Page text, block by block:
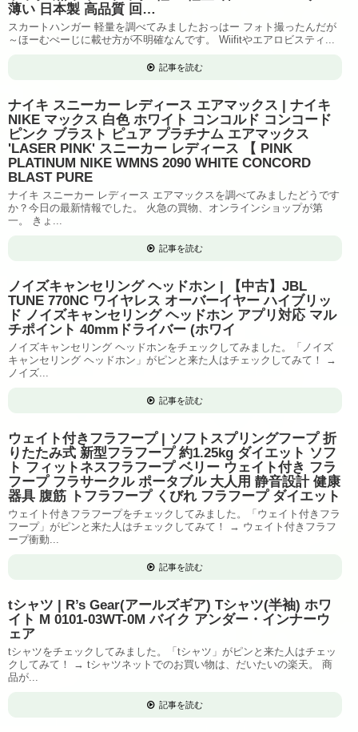
薄い 日本製 高品質 回…
スカートハンガー 軽量を調べてみましたおっはー フォト撮ったんだが
～ほーむぺーじに載せ方が不明確なんです。 Wiifitやエアロビスティ...
記事を読む
ナイキ スニーカー レディース エアマックス | ナイキ
NIKE マックス 白色 ホワイト コンコルド コンコード
ピンク ブラスト ピュア プラチナム エアマックス
'LASER PINK' スニーカー レディース 【 PINK
PLATINUM NIKE WMNS 2090 WHITE CONCORD
BLAST PURE
ナイキ スニーカー レディース エアマックスを調べてみましたどうです
か？今日の最新情報でした。 火急の買物、オンラインショップが第
一。 きょ...
記事を読む
ノイズキャンセリング ヘッドホン | 【中古】JBL
TUNE 770NC ワイヤレス オーバーイヤー ハイブリッ
ド ノイズキャンセリング ヘッドホン アプリ対応 マル
チポイント 40mmドライバー (ホワイ
ノイズキャンセリング ヘッドホンをチェックしてみました。「ノイズ
キャンセリング ヘッドホン」がピンと来た人はチェックしてみて！ →
ノイズ...
記事を読む
ウェイト付きフラフープ | ソフトスプリングフープ 折
りたたみ式 新型フラフープ 約1.25kg ダイエット ソフ
ト フィットネスフラフープ ベリー ウェイト付き フラ
フープ フラサークル ポータブル 大人用 静音設計 健康
器具 腹筋 トフラフープ くびれ フラフープ ダイエット
ウェイト付きフラフープをチェックしてみました。「ウェイト付きフラ
フープ」がピンと来た人はチェックしてみて！ → ウェイト付きフラフ
ープ衝動...
記事を読む
tシャツ | R’s Gear(アールズギア) Tシャツ(半袖) ホワ
イト M 0101-03WT-0M バイク アンダー・インナーウ
ェア
tシャツをチェックしてみました。「tシャツ」がピンと来た人はチェッ
クしてみて！ → tシャツネットでのお買い物は、だいたいの楽天。 商
品が...
記事を読む